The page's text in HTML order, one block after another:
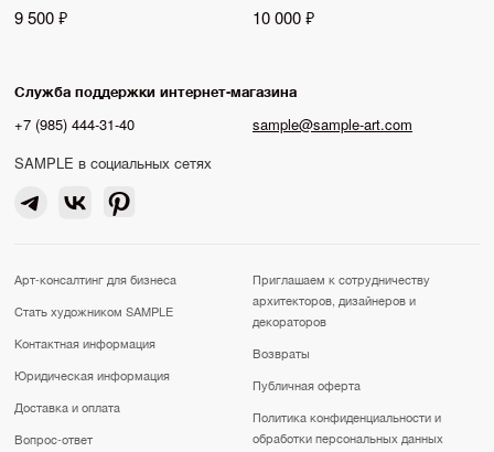
9 500 ₽ 10 000 ₽
Служба поддержки интернет-магазина
+7 (985) 444-31-40
sample@sample-art.com
SAMPLE в социальных сетях
Арт-консалтинг для бизнеса
Стать художником SAMPLE
Контактная информация
Юридическая информация
Доставка и оплата
Вопрос-ответ
Приглашаем к сотрудничеству
архитекторов, дизайнеров и
декораторов
Возвраты
Публичная оферта
Политика конфиденциальности и
обработки персональных данных